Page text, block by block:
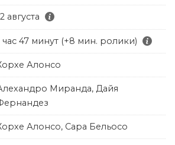
августа
час 47 минут (+8 мин. ролики)
Алонсо
Миранда, Дайя
Алонсо, Сара Бельосо